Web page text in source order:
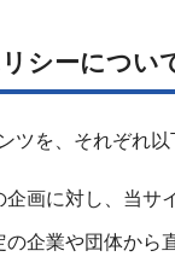
シーについ
ツを、それぞれ以
画に対し、当サ
企業や団体から